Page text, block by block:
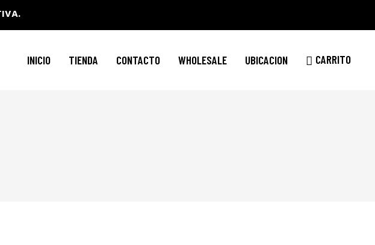
INICIO TIENDA CONTACTO WHOLESALE UBICACION CARRITO